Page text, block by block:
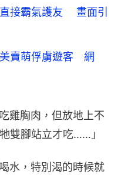
接霸氣護友 畫面引
賣萌俘虜遊客 網
雞胸肉，但放地上不
雙腳站立才吃……」
水，特別渴的時候就